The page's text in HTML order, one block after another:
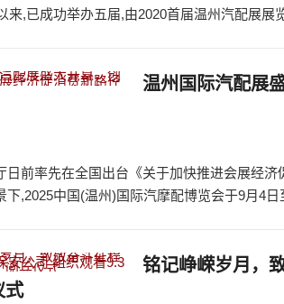
来,已成功举办五届,由2020首届温州汽配展展
温州国际汽配展
日前率先在全国出台《关于加快推进会展经
下,2025中国(温州)国际汽摩配博览会于9月4日
铭记峥嵘岁月，
式